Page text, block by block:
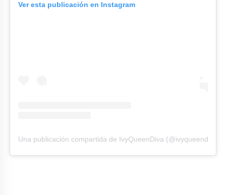
Ver esta publicación en Instagram
Una publicación compartida de IvyQueenDiva (@ivyqueendiva)